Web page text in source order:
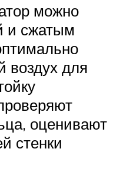
можно
и сжатым
воздух для
оценивают
стенки